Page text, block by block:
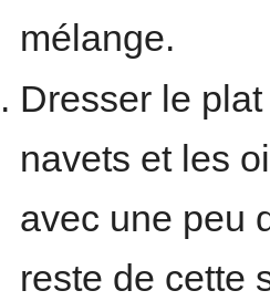
mélange.
Dresser le
navets et les
avec une peu
reste de cette